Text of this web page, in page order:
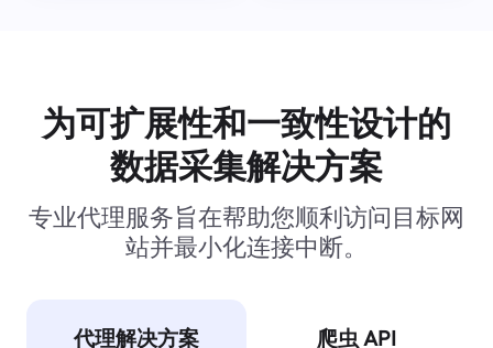
为可扩展性和一致性设计的
数据采集解决方案
专业代理服务旨在帮助您顺利访问目标网
站并最小化连接中断。
代理解决方案 爬虫 API